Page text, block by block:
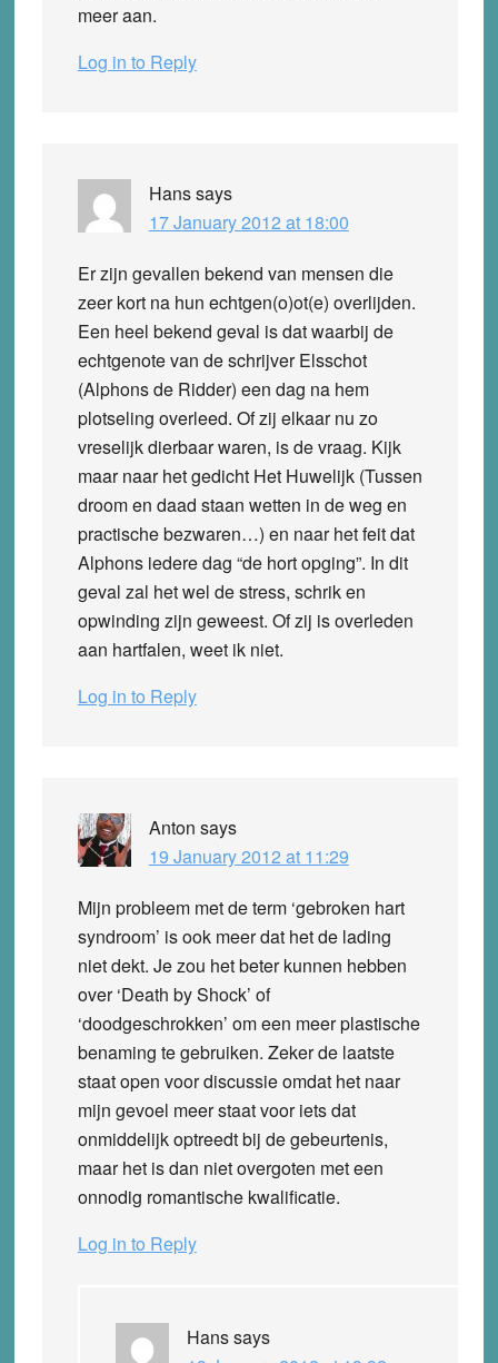
meer aan.
Log in to Reply
Hanssays
17 January 2012 at 18:00
Er zijn gevallen bekend van mensen die
zeer kort na hun echtgen(o)ot(e) overlijden.
Een heel bekend geval is dat waarbij de
echtgenote van de schrijver Elsschot
(Alphons de Ridder) een dag na hem
plotseling overleed. Of zij elkaar nu zo
vreselijk dierbaar waren, is de vraag. Kijk
maar naar het gedicht Het Huwelijk (Tussen
droom en daad staan wetten in de weg en
practische bezwaren…) en naar het feit dat
Alphons iedere dag “de hort opging”. In dit
geval zal het wel de stress, schrik en
opwinding zijn geweest. Of zij is overleden
aan hartfalen, weet ik niet.
Log in to Reply
Anton says
19 January 2012 at 11:29
Mijn probleem met de term ‘gebroken hart
syndroom’ is ook meer dat het de lading
niet dekt. Je zou het beter kunnen hebben
over ‘Death by Shock’ of
‘doodgeschrokken’ om een meer plastische
benaming te gebruiken. Zeker de laatste
staat open voor discussie omdat het naar
mijn gevoel meer staat voor iets dat
onmiddelijk optreedt bij de gebeurtenis,
maar het is dan niet overgoten met een
onnodig romantische kwalificatie.
Log in to Reply
Hanssays